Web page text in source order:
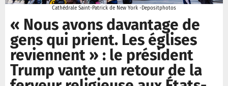
Cathédrale Saint-Patrick de New York -Depositphotos
« Nous avons davantage de
gens qui prient. Les églises
reviennent » : le président
Trump vante un retour de la